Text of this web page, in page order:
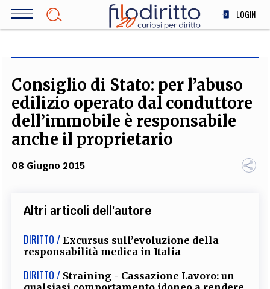
Salta
LOGIN
SOCIETÀ
MEDICINA
SCIENZA
STORIA E FILOSOFIA
TEAM
FILODIRITTO REDAZIONE COMITATO SCIENTIFICO AUTORI
FOTOGRAFI PARTNER COLLABORA CON NOI
Consiglio di Stato: per l’abuso
edilizio operato dal conduttore
dell’immobile è responsabile
anche il proprietario
08 Giugno 2015
Altri articoli dell'autore
DIRITTO / Excursus sull’evoluzione della
responsabilità medica in Italia
DIRITTO / Straining - Cassazione Lavoro: un